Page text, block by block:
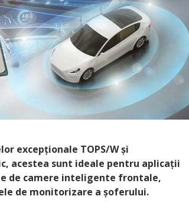
excepționale TOPS/W și
acestea sunt ideale pentru aplicații
de camere inteligente frontale,
de monitorizare a șoferului.